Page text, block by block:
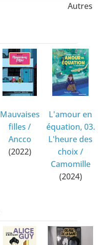
Autres
Mauvaises
filles /
Ancco
(2022)
L'amour en
équation, 03.
L'heure des
choix /
Camomille
(2024)